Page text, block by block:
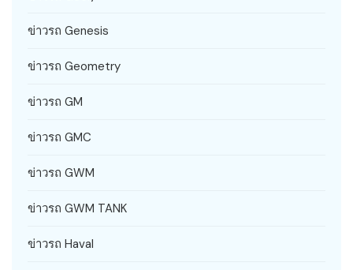
ข่าวรถ Genesis
ข่าวรถ Geometry
ข่าวรถ GM
ข่าวรถ GMC
ข่าวรถ GWM
ข่าวรถ GWM TANK
ข่าวรถ Haval